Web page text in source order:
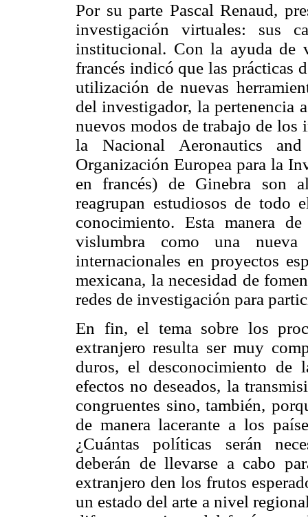
Por su parte Pascal Renaud,
investigación virtuales: sus
institucional. Con la ayuda de
francés indicó que las prácticas
utilización de nuevas
del investigador, la pertenencia
nuevos modos de trabajo de los
la Nacional Aeronautics
Organización Europea para la
en francés) de Ginebra son
reagrupan estudiosos de
conocimiento. Esta manera
vislumbra como una nueva
internacionales en proyectos
mexicana, la necesidad de
redes de investigación para
En fin, el tema sobre los
extranjero resulta ser muy
duros, el desconocimiento de
efectos no deseados, la
congruentes sino, también,
de manera lacerante a los
¿Cuántas políticas serán
deberán de llevarse a cabo
extranjero den los frutos
un estado del arte a nivel